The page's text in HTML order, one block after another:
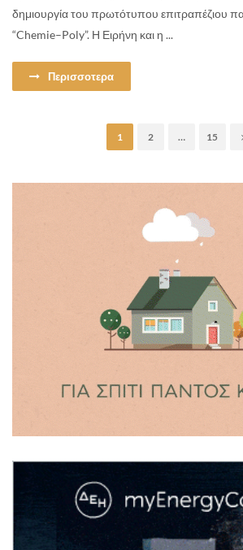
δημιουργία του πρωτότυπου επιτραπέζιου
“Chemie–Poly”. Η Ειρήνη και η ...
Περισσοτερα
1 2 … 15